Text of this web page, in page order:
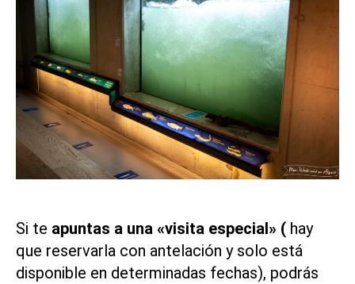
Si te apuntas a una «visita especial» ( hay
que reservarla con antelación y solo está
disponible en determinadas fechas), podrás